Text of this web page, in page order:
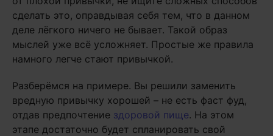
сделать это, оправдывая себя тем, что в данном
деле лёгкого ничего не бывает. Такой образ
мыслей уже всё усложняет. Простые же правила
намного легче стают привычкой.
Разберёмся на примере. Вы решили заменить
вредную привычку хорошей – не есть фаст фуд,
отдав предпочтение здоровой пище. На этом
этапе достаточно будет спланировать свой